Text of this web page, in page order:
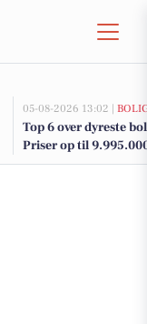
05-08-2026 13:02 |
Top 6 over dyreste
Priser op til